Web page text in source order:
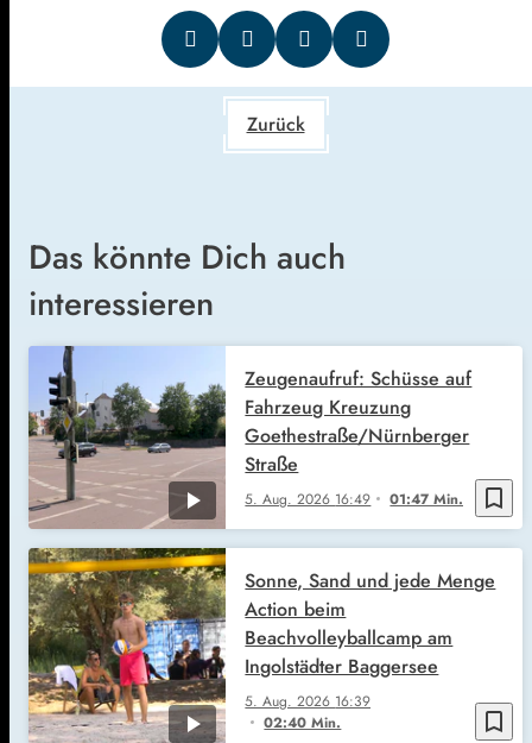
Zurück
Das könnte Dich auch
interessieren
bookmark_border
5. Aug. 2026 16:49 01:47 Min.
Zeugenaufruf: Schüsse auf
Fahrzeug Kreuzung
Goethestraße/Nürnberger
Straße
bookmark_border
5. Aug. 2026 16:39
02:40 Min.
Sonne, Sand und jede Menge
Action beim
Beachvolleyballcamp am
Ingolstädter Baggersee